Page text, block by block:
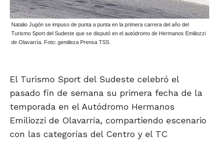
Natalio Jugón se impuso de punta a punta en la primera carrera del año del
Turismo Sport del Sudeste que se disputó en el autódromo de Hermanos Emiliozzi
de Olavarría. Foto: gentileza Prensa TSS.
El Turismo Sport del Sudeste celebró el
pasado fin de semana su primera fecha de la
temporada en el Autódromo Hermanos
Emiliozzi de Olavarría, compartiendo escenario
con las categorías del Centro y el TC